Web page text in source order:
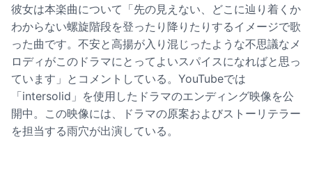
彼女は本楽曲について「先の見えない、どこに辿り着くか
わからない螺旋階段を登ったり降りたりするイメージで歌
った曲です。不安と高揚が入り混じったような不思議なメ
ロディがこのドラマにとってよいスパイスになればと思っ
ています」とコメントしている。YouTubeでは
「intersolid」を使用したドラマのエンディング映像を公
開中。この映像には、ドラマの原案およびストーリテラー
を担当する雨穴が出演している。